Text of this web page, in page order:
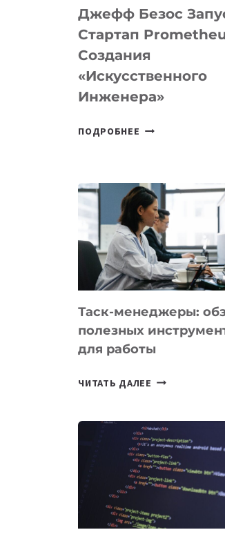
И
LINUX
Джефф Безос
Стартап
Создания
«искусственного
Инженера»
ПОДРОБНЕЕ ДЖЕФФ
PROMETHEUS
ДЛЯ
СОЗДАНИЯ
ИНЖЕНЕРА»
Таск-менеджеры:
полезных
для работы
ЧИТАТЬ ДАЛЕЕ ТАСК-
ПОЛЕЗНЫХ
ДЛЯ
РАБОТЫ